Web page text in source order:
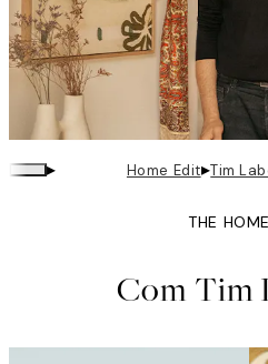
▸ Home Edit▸Tim
THE
Com Tim